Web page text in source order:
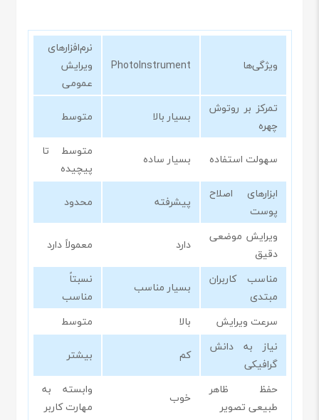
ویژگی‌ها PhotoInstrument
نرم‌افزارهای
ویرایش
عمومی
تمرکز بر روتوش
چهره
بسیار بالا متوسط
سهولت استفاده بسیار ساده
متوسط تا
پیچیده
ابزارهای اصلاح
پوست
پیشرفته
محدود
ویرایش موضعی
دقیق
دارد
معمولاً دارد
مناسب کاربران
مبتدی
بسیار مناسب
نسبتاً
مناسب
سرعت ویرایش
بالا
متوسط
نیاز به دانش
گرافیکی
کم
بیشتر
حفظ ظاهر
طبیعی تصویر
خوب
وابسته به
مهارت کاربر